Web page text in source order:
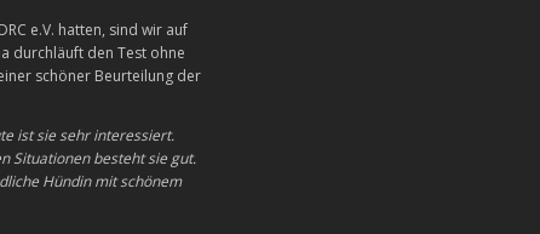
e.V. hatten, sind wir auf
durchläuft den Test ohne
schöner Beurteilung der
ist sie sehr interessiert.
Situationen besteht sie gut.
Hündin mit schönem